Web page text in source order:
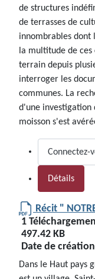
de structures
de terrasses de
innombrables dont
la multitude de
terrain depuis
interroger les
communes. La
d'une investigation
moisson s'est
Connectez-
Détails
Récit "
1
497.42 KB
Date de
Dans le Haut pays